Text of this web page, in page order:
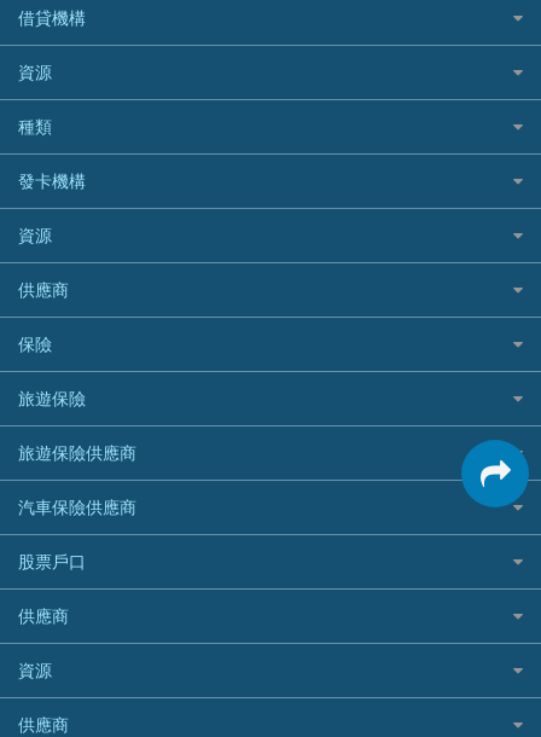
私人貸款比較
稅季/稅務貸款
網上貸款
結餘轉戶(清卡數貸款)
銀行貸款
財務公司貸款
免入息貸款
免TU貸款
急借錢
緊急貸款比較
最佳小額貸款比較
易批必批貸款
24小時貸款
最佳循環貸款
借貸機構
BEA 東亞銀行
BOC 中國銀行
Cashing Pro 優尚信貸
CCB(Asia) 中國建設銀行 (亞洲)
Citibank 花旗銀行
CNCBI 信銀國際
CreFIT 維信
DBS 星展銀行
DSB 大新銀行
HSBC 滙豐銀行貸款
K Cash 貸款
Mox 銀行
National Resources 中潤物業按揭
OCBC 華僑銀行
PrimeCredit 安信信貸
Promise 邦民日本財務
Rabbit Credit月兔信貸
資源
如何申請個人貸款
如何管理個人貸款
個人貸款有用資訊
清卡數貸款教學
循環貸款教學
個人化貸款產品推介 🔥全新
債務重組一覽
供樓利息扣稅
最佳貸款app
種類
網購優惠
精選外幣網購信用卡
尊尚信用卡
公司信用卡
電子錢包信用卡
日本遊信用卡攻略
韓國遊信用卡攻略
台灣遊信用卡攻略
機場貴賓室信用卡
銀聯信用卡
高獎賞信用卡推薦
酒店信用卡
發卡機構
Citibank花旗銀行
AE美國運通
DBS星展銀行
HSBC滙豐銀行
Mox
信銀國際
大新銀行
恒生銀行
Standard Chartered渣打銀行
東亞銀行
SIM
Airwallex信用卡
資源
Black Friday優惠
淘寶付款方式
一田購物優惠日
SOGO感謝祭
HKTVmall優惠碼
交稅優惠
酒店優惠碼
機票優惠碼
供應商
八達通自動增值信用卡
保險
旅遊保險
汽車保險
家居保險
家傭保險
寵物保險
定期人壽保險
危疾保險
年金資訊
樓宇火險
旅遊保險
日本旅遊保險及資訊
泰國旅遊保險及資訊
台灣旅遊保險及資訊
韓國旅遊保險及資訊
歐洲旅遊保險及資訊
越南旅遊保險及資訊
澳洲旅遊保險及資訊
長者嘆世界
家庭親子遊
旅遊保險供應商
AXA 安盛
AIG 美亞
Allianz 安聯
Allied World 世聯
Avo
中國銀行
Bolttech 保特
汽車保險供應商
大新汽車保險
中銀汽車保險
Allianz安聯汽車保險
bolttech保障汽車保險
Zurich蘇黎世汽車保險
QBE昆士蘭汽車保險
股票戶口
富途證券
IB盈透證券
老虎證券
uSMART 盈立證券
供應商
富途牛牛好唔好？
Webull微牛證券好唔好？
資源
股票戶口開戶
供應商